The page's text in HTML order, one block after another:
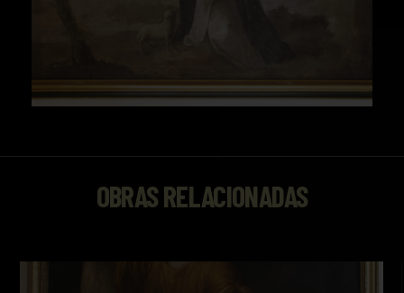
OBRAS RELACIONADAS